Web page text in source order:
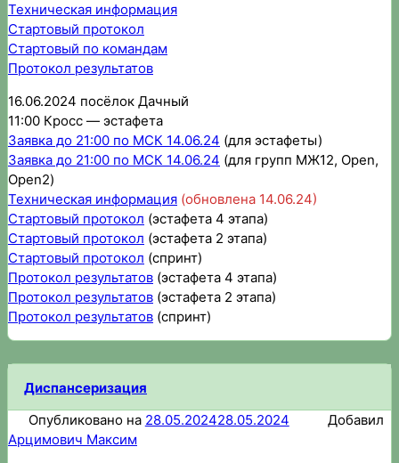
Техническая информация
Стартовый протокол
Стартовый по командам
Протокол результатов
16.06.2024 посёлок Дачный
11:00 Кросс — эстафета
Заявка до 21:00 по МСК 14.06.24 (для эстафеты)
Заявка до 21:00 по МСК 14.06.24 (для групп МЖ12, Open,
Open2)
Техническая информация (обновлена 14.06.24)
Стартовый протокол (эстафета 4 этапа)
Стартовый протокол (эстафета 2 этапа)
Стартовый протокол (спринт)
Протокол результатов (эстафета 4 этапа)
Протокол результатов (эстафета 2 этапа)
Протокол результатов (спринт)
Диспансеризация
Опубликовано на 28.05.202428.05.2024
Добавил
Арцимович Максим